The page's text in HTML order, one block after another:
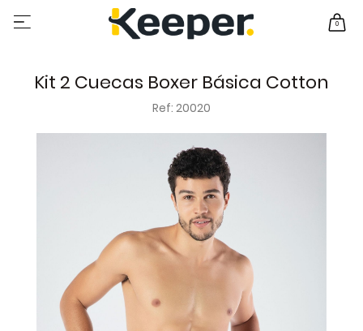
0
Kit 2 Cuecas Boxer Básica Cotton
Ref: 20020